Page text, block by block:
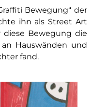
Bewegung“ der
ihn als Street Art
diese Bewegung die
Hauswänden und
fand.